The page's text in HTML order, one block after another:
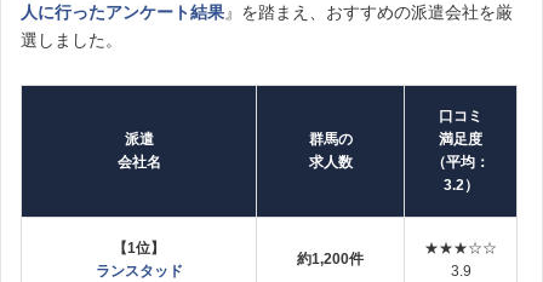
人に行ったアンケート結果』を踏まえ、おすすめの派遣会社を厳
選しました。
派遣
会社名
群馬の
求人数
口コミ
満足度
（平均：
3.2）
【1位】
ランスタッド
約1,200件
★★★☆☆
3.9